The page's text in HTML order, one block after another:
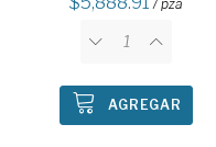
/ pza
AGREGAR